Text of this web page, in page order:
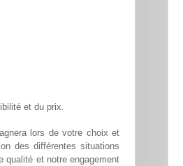
et du prix.
lors de votre choix et
des différentes situations
qualité et notre engagement